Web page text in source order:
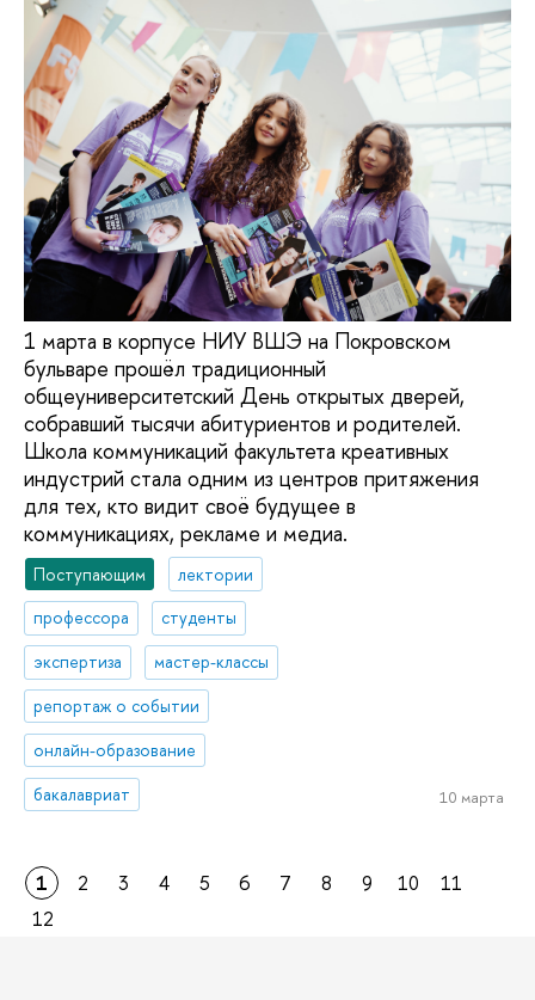
1 марта в корпусе НИУ ВШЭ на Покровском
бульваре прошёл традиционный
общеуниверситетский День открытых дверей,
собравший тысячи абитуриентов и родителей.
Школа коммуникаций факультета креативных
индустрий стала одним из центров притяжения
для тех, кто видит своё будущее в
коммуникациях, рекламе и медиа.
Поступающим
лектории
профессора
студенты
экспертиза
мастер-классы
репортаж о событии
онлайн-образование
бакалавриат
10 марта
1 2 3 4 5 6 7 8 9 10
11
12